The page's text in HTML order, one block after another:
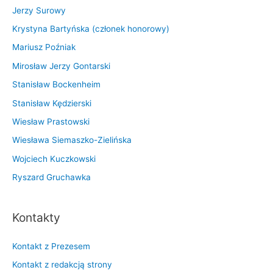
Jerzy Surowy
Krystyna Bartyńska (członek honorowy)
Mariusz Poźniak
Mirosław Jerzy Gontarski
Stanisław Bockenheim
Stanisław Kędzierski
Wiesław Prastowski
Wiesława Siemaszko-Zielińska
Wojciech Kuczkowski
Ryszard Gruchawka
Kontakty
Kontakt z Prezesem
Kontakt z redakcją strony